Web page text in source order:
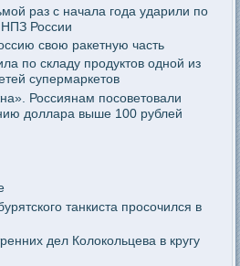
раз с начала года ударили по
России
свою ракетную часть
по складу продуктов одной из
супермаркетов
Россиянам посоветовали
доллара выше 100 рублей
танкиста просочился в
дел Колокольцева в кругу